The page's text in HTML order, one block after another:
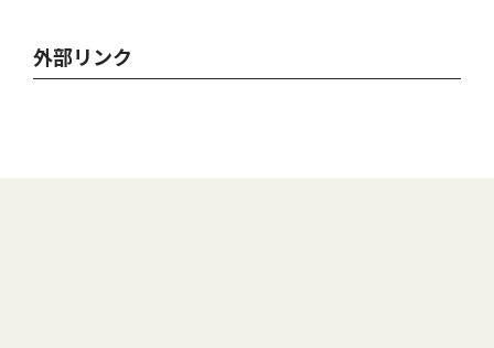
外部リンク